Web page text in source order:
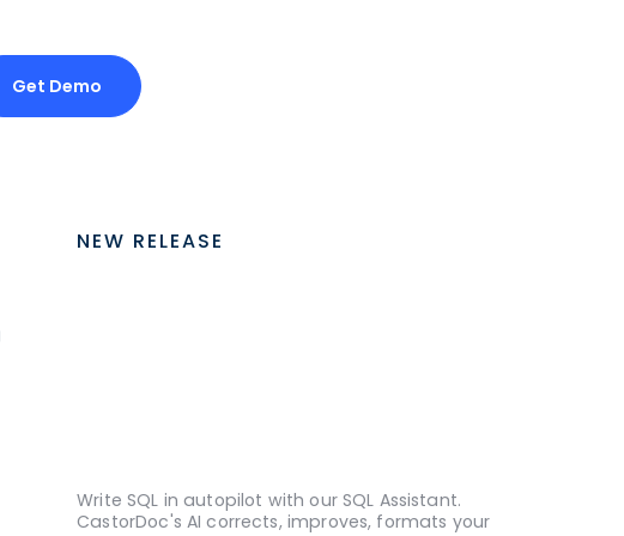
Get Demo
NEW RELEASE
Write SQL in autopilot with our SQL Assistant.
CastorDoc's AI corrects, improves, formats your